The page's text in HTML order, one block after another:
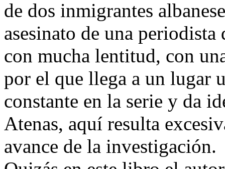
de dos inmigrantes
asesinato de una
con mucha lentitud, con
por el que llega a un lugar
constante en la serie y da
Atenas, aquí resulta
avance de la investigación.